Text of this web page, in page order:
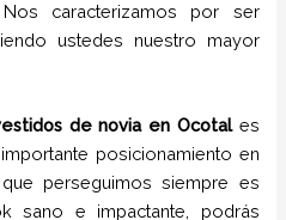
caracterizamos por ser
ustedes nuestro mayor
de novia en Ocotal es
posicionamiento en
perseguimos siempre es
sano e impactante, podrás